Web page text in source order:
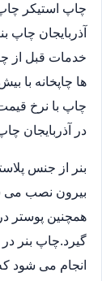
چاپ استیکر
آذربایجان چاپ
خدمات قبل از
ها چاپخانه با
چاپ با نرخ
در آذربایجان
بنر از جنس
بیرون نصب می
همچنین پوستر
گیرد.چاپ بنر
انجام می شود